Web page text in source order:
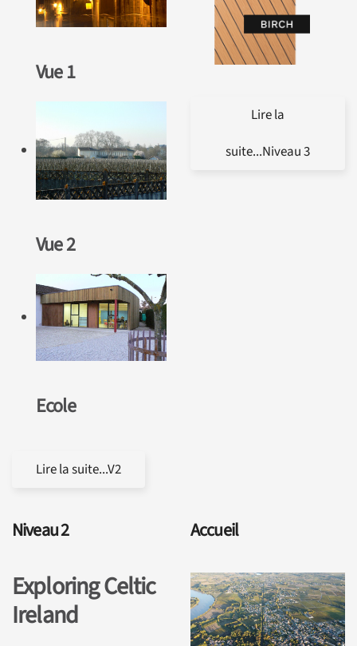
Vue 1
Vue 2
Ecole
Lire la suite...V2
Lire la
suite...Niveau 3
Niveau 2
Exploring Celtic
Ireland
Accueil